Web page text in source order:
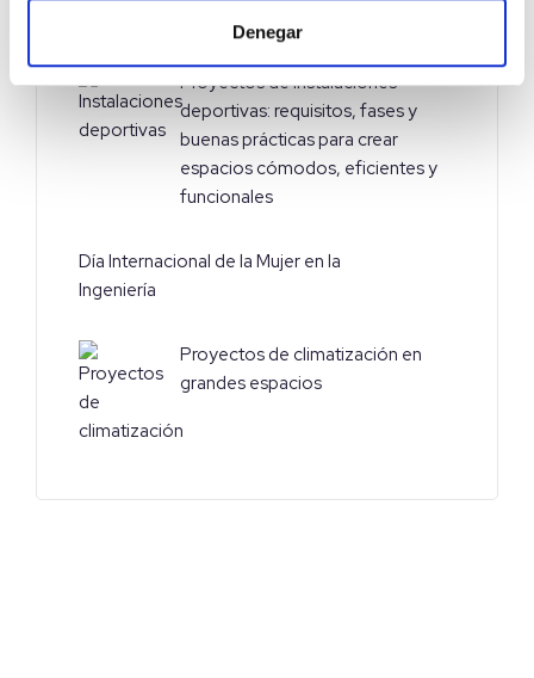
Denegar
Proyectos de instalaciones
deportivas: requisitos, fases y
buenas prácticas para crear
espacios cómodos, eficientes y
funcionales
Día Internacional de la Mujer en la
Ingeniería
Proyectos de climatización en
grandes espacios